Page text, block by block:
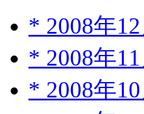
* 2008年12
* 2008年11
* 2008年10